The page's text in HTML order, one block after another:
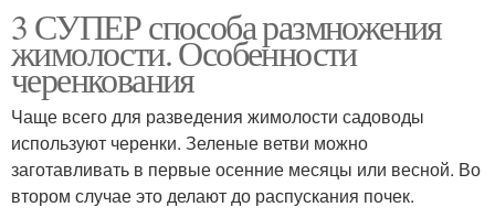
3 СУПЕР способа размножения
жимолости. Особенности
черенкования
Чаще всего для разведения жимолости садоводы
используют черенки. Зеленые ветви можно
заготавливать в первые осенние месяцы или весной. Во
втором случае это делают до распускания почек.